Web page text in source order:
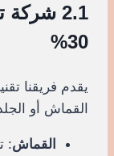
2.1
30%
يقدم فريقنا
القماش أو
القماش: